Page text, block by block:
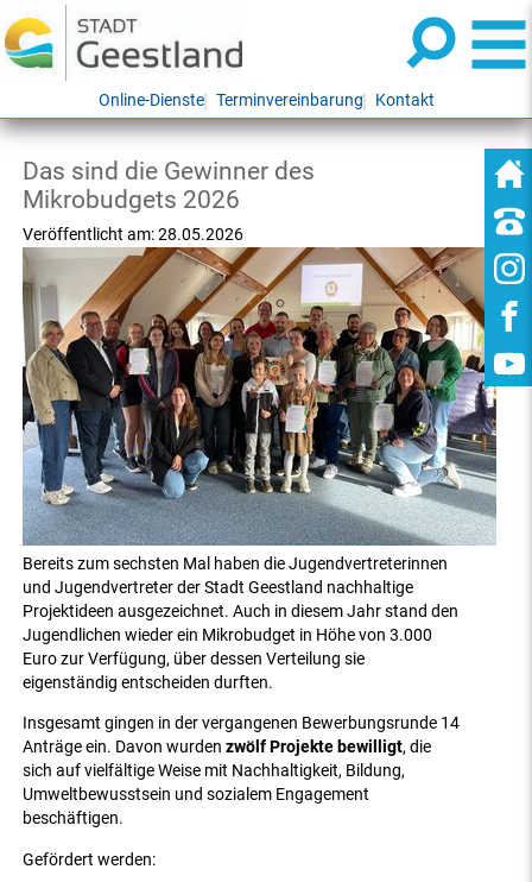
Online-Dienste Terminvereinbarung Kontakt
Das sind die Gewinner des
Mikrobudgets 2026
Veröffentlicht am:28.05.2026
Bereits zum sechsten Mal haben die Jugendvertreterinnen
und Jugendvertreter der Stadt Geestland nachhaltige
Projektideen ausgezeichnet. Auch in diesem Jahr stand den
Jugendlichen wieder ein Mikrobudget in Höhe von 3.000
Euro zur Verfügung, über dessen Verteilung sie
eigenständig entscheiden durften.
Insgesamt gingen in der vergangenen Bewerbungsrunde 14
Anträge ein. Davon wurdenzwölf Projekte bewilligt, die
sich auf vielfältige Weise mit Nachhaltigkeit, Bildung,
Umweltbewusstsein und sozialem Engagement
beschäftigen.
Gefördert werden: